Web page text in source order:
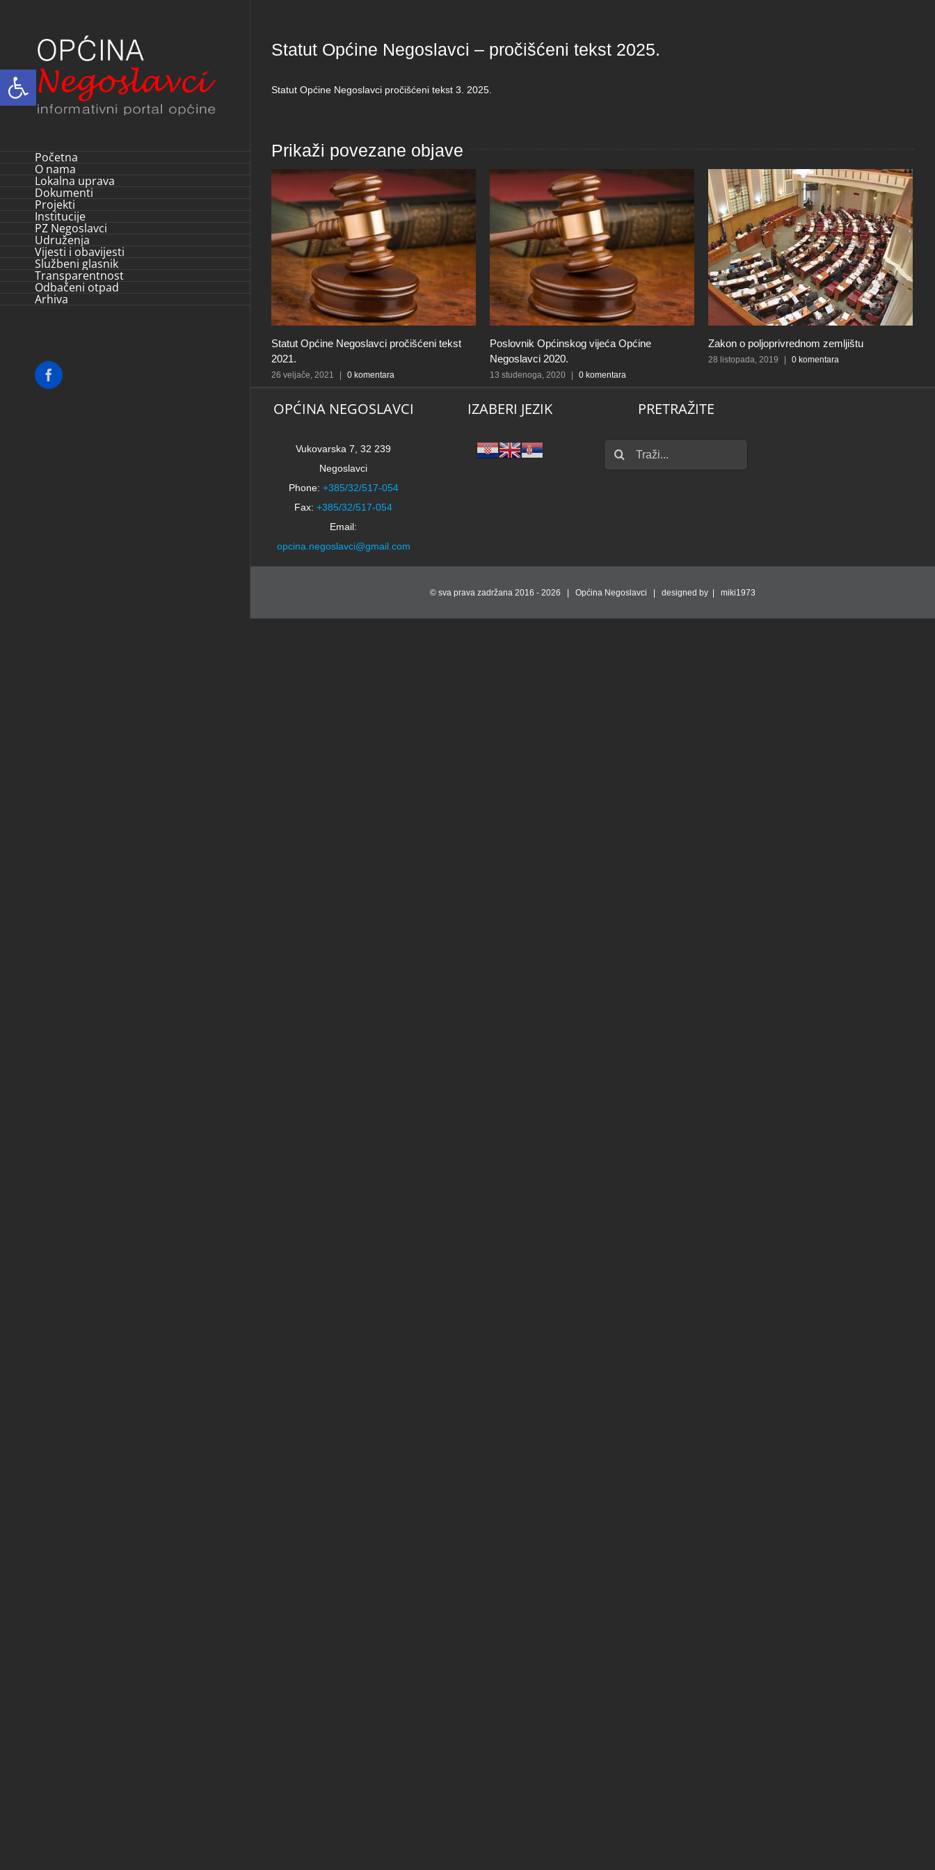
Open toolbar
Početna
O nama
Lokalna uprava
Dokumenti
Projekti
Institucije
PZ Negoslavci
Udruženja
Vijesti i obavijesti
Službeni glasnik
Transparentnost
Odbačeni otpad
Arhiva
Facebook
Statut Općine Negoslavci – pročišćeni tekst 2025.
Statut Općine Negoslavci pročišćeni tekst 3. 2025.
Prikaži povezane objave
Statut Općine Negoslavci pročišćeni tekst
2021.
26 veljače, 2021 0 komentara
Poslovnik Općinskog vijeća Općine
Negoslavci 2020.
13 studenoga, 2020 0 komentara
Zakon o poljoprivrednom zemljištu
28 listopada, 2019 0 komentara
OPĆINA NEGOSLAVCI
Vukovarska 7, 32 239
Negoslavci
Phone: +385/32/517-054
Fax: +385/32/517-054
Email:
opcina.negoslavci@gmail.com
IZABERI JEZIK PRETRAŽITE
Traži...
© sva prava zadržana 2016 - 2026 | Općina Negoslavci | designed by | miki1973